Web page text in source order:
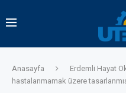
Anasayfa Erdemli Hayat
hastalanmamak üzere